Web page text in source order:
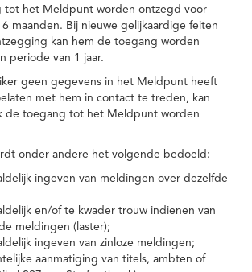
tot het Meldpunt worden ontzegd voor
maanden. Bij nieuwe gelijkaardige feiten
kan hem de toegang worden
periode van 1 jaar.
geen gegevens in het Meldpunt heeft
met hem in contact te treden, kan
de toegang tot het Meldpunt worden
onder andere het volgende bedoeld:
ingeven van meldingen over dezelfde
en/of te kwader trouw indienen van
meldingen (laster);
ingeven van zinloze meldingen;
aanmatiging van titels, ambten of